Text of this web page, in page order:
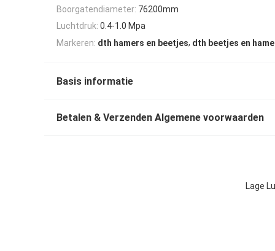
Boorgatendiameter: 76200mm
Luchtdruk: 0.4-1.0 Mpa
Markeren: dth hamers en beetjes, dth beetjes en
Basis informatie
Betalen & Verzenden Algemene voorwaarden
Lage